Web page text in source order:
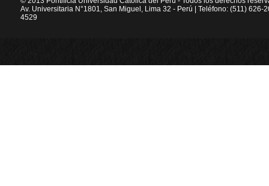
Av. Universitaria N°1801, San Miguel, Lima 32 - Perú | Teléfono: (511) 626-
4529